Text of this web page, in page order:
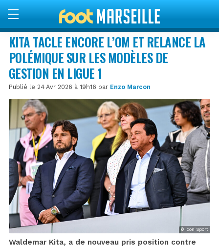
KITA TACLE ENCORE L’OM ET RELANCE LA
POLÉMIQUE SUR LES MODÈLES DE
GESTION EN LIGUE 1
Publié le 24 Avr 2026 à 19h16 par Enzo Marcon
© Icon Sport
Waldemar Kita, a de nouveau pris position contre